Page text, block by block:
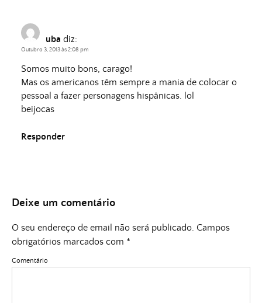
uba diz:
Outubro 3, 2013 às 2:08 pm
Somos muito bons, carago!
Mas os americanos têm sempre a mania de colocar o
pessoal a fazer personagens hispânicas. lol
beijocas
Responder
Deixe um comentário
O seu endereço de email não será publicado. Campos
obrigatórios marcados com *
Comentário